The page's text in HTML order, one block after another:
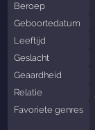
Beroep
Geboortedatum
Leeftijd
Geslacht
Geaardheid
Relatie
Favoriete genres